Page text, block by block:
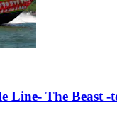
Line- The Beast -